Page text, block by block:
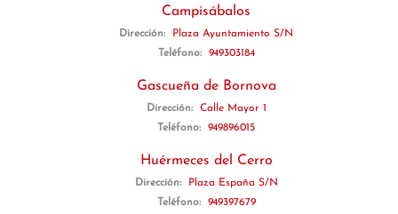
Campisábalos
Dirección:
Plaza Ayuntamiento S/N
Teléfono:
949303184
Gascueña de Bornova
Dirección:
Calle Mayor 1
Teléfono:
949896015
Huérmeces del Cerro
Dirección:
Plaza España S/N
Teléfono:
949397679